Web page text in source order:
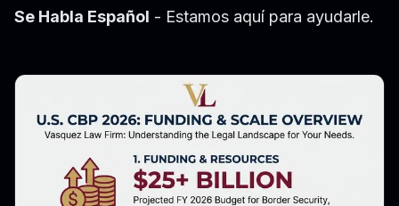
Se Habla Español - Estamos aquí para ayudarle.